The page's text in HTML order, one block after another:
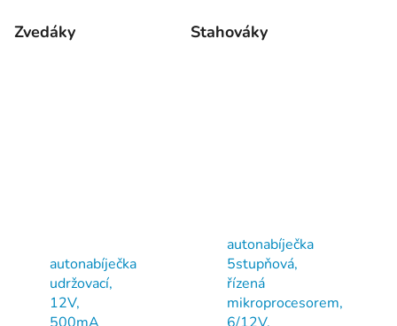
Zvedáky Stahováky
autonabíječka
udržovací,
12V,
autonabíječka
5stupňová,
řízená
mikroprocesorem,